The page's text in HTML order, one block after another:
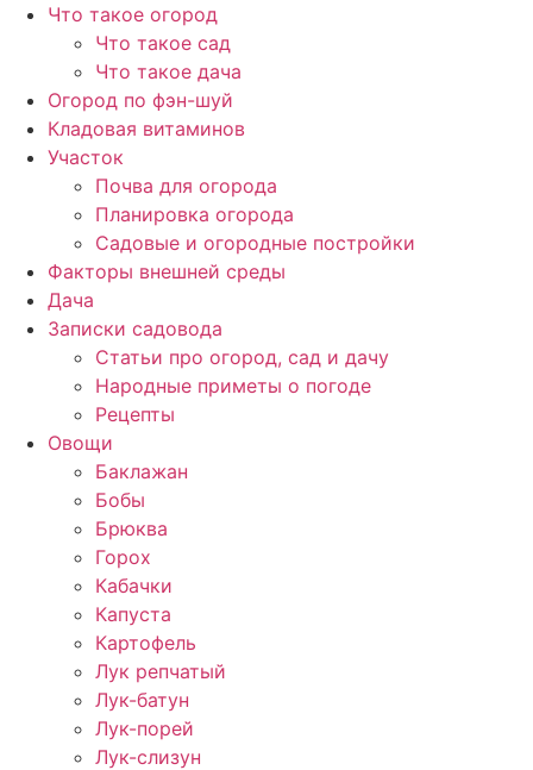
Перейти
содержимому
Что такое огород
Что такое сад
Что такое дача
Огород по фэн-шуй
Кладовая витаминов
Участок
Почва для огорода
Планировка огорода
Садовые и огородные постройки
Факторы внешней среды
Дача
Записки садовода
Статьи про огород, сад и дачу
Народные приметы о погоде
Рецепты
Овощи
Баклажан
Бобы
Брюква
Горох
Кабачки
Капуста
Картофель
Лук репчатый
Лук-батун
Лук-порей
Лук-слизун